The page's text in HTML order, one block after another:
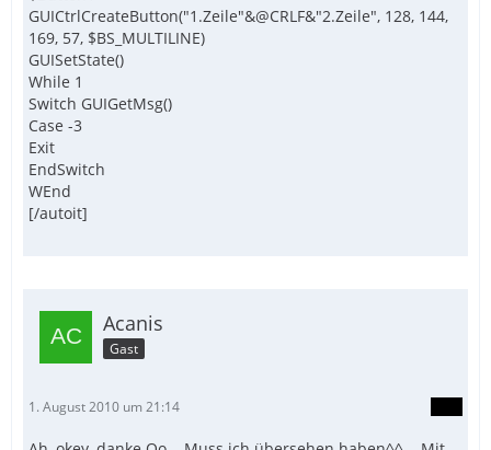
GUICtrlCreateButton("1.Zeile"&@CRLF&"2.Zeile", 128, 144,
169, 57, $BS_MULTILINE)
GUISetState()
While 1
Switch GUIGetMsg()
Case -3
Exit
EndSwitch
WEnd
[/autoit]
Acanis
Gast
1. August 2010 um 21:14